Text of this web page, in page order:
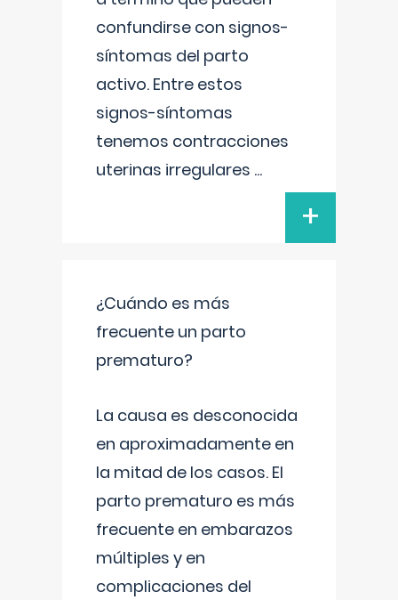
confundirse con signos-
síntomas del parto
activo. Entre estos
signos-síntomas
tenemos contracciones
uterinas irregulares ...
+
¿Cuándo es más
frecuente un parto
prematuro?
La causa es desconocida
en aproximadamente en
la mitad de los casos. El
parto prematuro es más
frecuente en embarazos
múltiples y en
complicaciones del